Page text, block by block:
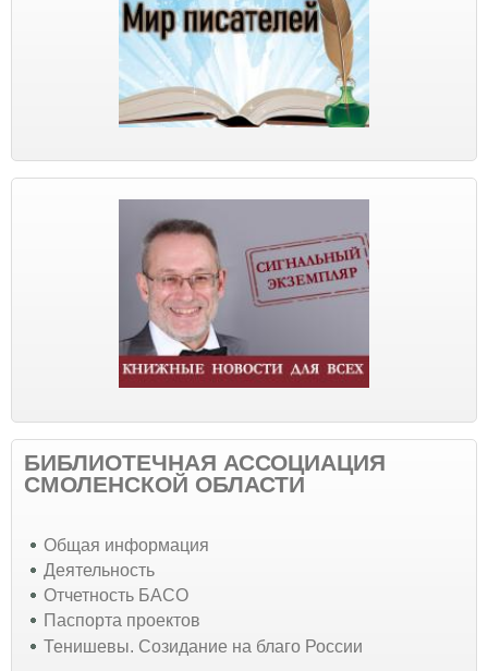
БИБЛИОТЕЧНАЯ АССОЦИАЦИЯ
СМОЛЕНСКОЙ ОБЛАСТИ
Общая информация
Деятельность
Отчетность БАСО
Паспорта проектов
Тенишевы. Созидание на благо России